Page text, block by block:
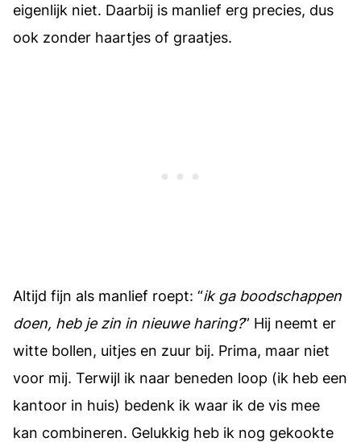
eigenlijk niet. Daarbij is manlief erg precies, dus
ook zonder haartjes of graatjes.
Altijd fijn als manlief roept: “ik ga boodschappen
doen, heb je zin in nieuwe haring?” Hij neemt er
witte bollen, uitjes en zuur bij. Prima, maar niet
voor mij. Terwijl ik naar beneden loop (ik heb een
kantoor in huis) bedenk ik waar ik de vis mee
kan combineren. Gelukkig heb ik nog gekookte